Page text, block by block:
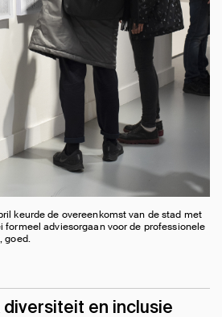
keurde de overeenkomst van de stad met
formeel adviesorgaan voor de professionele
goed.
en inclusie